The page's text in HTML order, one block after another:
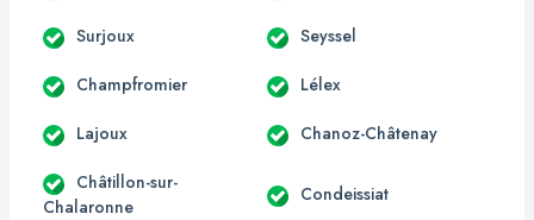
Surjoux Seyssel
Champfromier Lélex
Lajoux Chanoz-Châtenay
Châtillon-sur-
Chalaronne
Condeissiat